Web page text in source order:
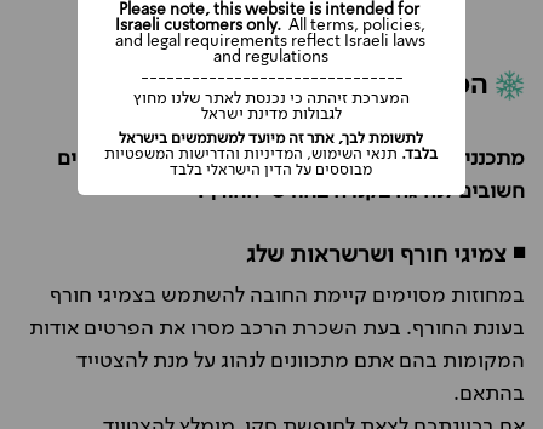
המלצות לנהיגה בקנדה בחורף
מתכננים חופשה בקנדה בחורף? אספנו לכם כמה טיפים
חשובים לנהיגה בקנדה בחודשי החורף:
◾ צמיגי חורף ושרשראות שלג
במחוזות מסוימים קיימת החובה להשתמש בצמיגי חורף
בעונת החורף. בעת השכרת הרכב מסרו את הפרטים אודות
המקומות בהם אתם מתכוונים לנהוג על מנת להצטייד
בהתאם.
Please note, this website is intended for
Israeli customers only.All terms, policies,
and legal requirements reflect Israeli laws
and regulations
-------------------------------
המערכת זיהתה כי נכנסת לאתר שלנו מחוץ
לגבולות מדינת ישראל
לתשומת לבך, אתר זה מיועד למשתמשים בישראל
בלבד. תנאי השימוש, המדיניות והדרישות המשפטיות
מבוססים על הדין הישראלי בלבד